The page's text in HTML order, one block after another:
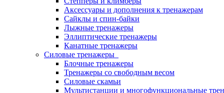
Аксессуары и дополнения к тренажерам
Сайклы и спин-байки
Лыжные тренажеры
Эллиптические тренажеры
Канатные тренажеры
Силовые тренажеры
Блочные тренажеры
Тренажеры со свободным весом
Силовые скамьи
Мультистанции и многофункциональные